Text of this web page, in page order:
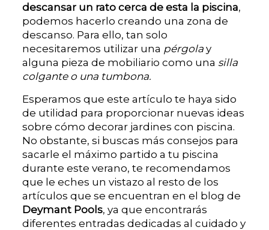
descansar un rato cerca de esta la piscina,
podemos hacerlo creando una zona de
descanso. Para ello, tan solo
necesitaremos utilizar una pérgola y
alguna pieza de mobiliario como una silla
colgante o una tumbona.
Esperamos que este artículo te haya sido
de utilidad para proporcionar nuevas ideas
sobre cómo decorar jardines con piscina.
No obstante, si buscas más consejos para
sacarle el máximo partido a tu piscina
durante este verano, te recomendamos
que le eches un vistazo al resto de los
artículos que se encuentran en el blog de
Deymant Pools, ya que encontrarás
diferentes entradas dedicadas al cuidado y